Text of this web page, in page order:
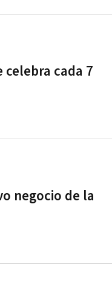
celebra cada 7
negocio de la